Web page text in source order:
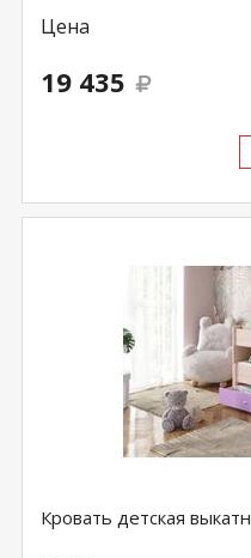
Цена
19 435
Кровать детская